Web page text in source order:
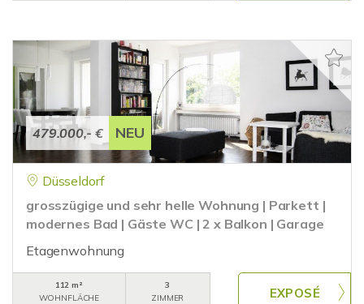
479.000,- € NEU
Düsseldorf
grosszügige und sehr helle Wohnung | Parkett |
modernes Bad | Gäste WC | 2 x Balkon | Garage
Etagenwohnung
112 m²
WOHNFLÄCHE
3
ZIMMER